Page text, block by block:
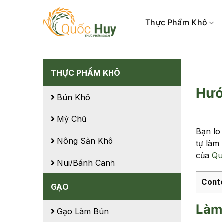
Thực Phẩm Khô
THỰC PHẨM KHÔ
Bún Khô
Mỳ Chũ
Nông Sản Khô
Nui/Bánh Canh
GẠO
Gạo Làm Bún
Bạn
tự làm
của